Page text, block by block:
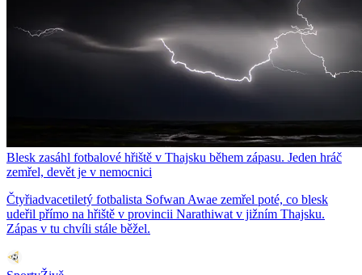
Blesk zasáhl fotbalové hřiště v Thajsku během zápasu. Jeden hráč
zemřel, devět je v nemocnici
Čtyřiadvacetiletý fotbalista Sofwan Awae zemřel poté, co blesk
udeřil přímo na hřiště v provincii Narathiwat v jižním Thajsku.
Zápas v tu chvíli stále běžel.